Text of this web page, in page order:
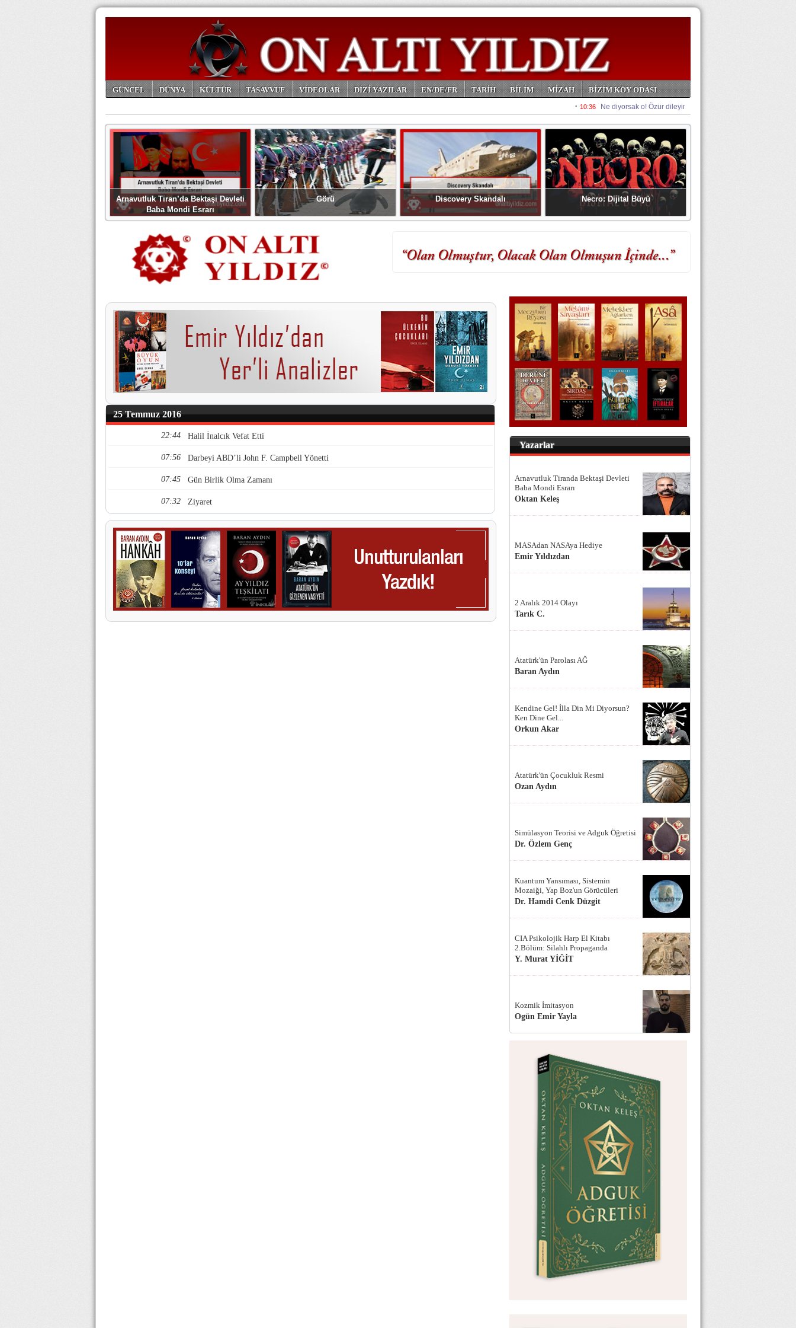
GÜNCEL DÜNYA KÜLTÜR TASAVVUF VİDEOLAR DİZİ YAZILAR EN/DE/FR TARİH BİLİM MİZAH
BİZİM KÖY ODASI
Arnavutluk Tiran’da Bektaşi Devleti
Baba Mondi Esrarı
Görü Discovery Skandalı Necro: Dijital Büyü
25 Temmuz 2016
22:44 Halil İnalcık Vefat Etti
07:56 Darbeyi ABD’li John F. Campbell Yönetti
07:45 Gün Birlik Olma Zamanı
07:32 Ziyaret
Yazarlar
Arnavutluk Tiranda Bektaşi Devleti
Baba Mondi Esrarı
Oktan Keleş
MASAdan NASAya Hediye
Emir Yıldızdan
2 Aralık 2014 Olayı
Tarık C.
Atatürk'ün Parolası AĞ
Baran Aydın
Kendine Gel! İlla Din Mi Diyorsun?
Ken Dine Gel...
Orkun Akar
Atatürk'ün Çocukluk Resmi
Ozan Aydın
Simülasyon Teorisi ve Adguk Öğretisi
Dr. Özlem Genç
Kuantum Yansıması, Sistemin
Mozaiği, Yap Boz'un Görücüleri
Dr. Hamdi Cenk Düzgit
CIA Psikolojik Harp El Kitabı
2.Bölüm: Silahlı Propaganda
Y. Murat YİĞİT
Kozmik İmitasyon
Ogün Emir Yayla